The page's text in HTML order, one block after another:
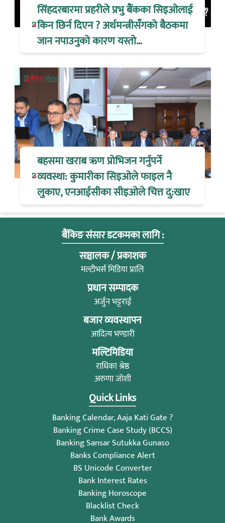
सिंहदरबारमा प्रहरीले प्रभु बैंकका सिइओलाई
किन छिर्न दिएन ? अर्थमन्त्रीसँगको बैठकमा
जान नपाउनुको कारण यस्तो…
बहसमा खराब ऋण प्रोभिजन गर्नुपर्ने
व्यवस्था: कुमारीका सिइओले फाइल नै
लुकाए, एनआईसीका सीइओले चित्त दु:खाए
बैंकिङ संसार डटकमका लागि :
सञ्चालक / प्रकाशक
मल्टीभर्स मिडिया प्रालि
प्रधान सम्पादक
अर्जुन भट्टराई
बजार व्यवस्थापन
आदित्य भण्डारी
मल्टिमिडिया
राधिका श्रेष्ठ
अरुणा जोशी
Quick Links
Banking Calendar, Aaja Kati Gate ?
Banking Crime Case Study (BCCS)
Banking Sansar Sutukka Gunaso
Banks Compliance Alert
BS Unicode Converter
Bank Interest Rates
Banking Horoscope
Blacklist Check
Bank Awards